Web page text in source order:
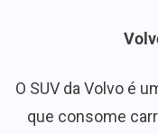
O SUV da Volvo é
que consome